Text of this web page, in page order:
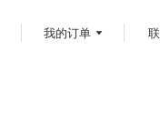
我的订单